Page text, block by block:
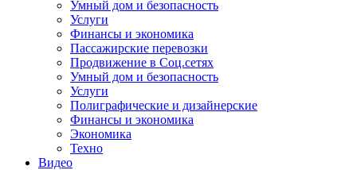
Умный дом и безопасность
Услуги
Финансы и экономика
Пассажирские перевозки
Продвижение в Соц.сетях
Умный дом и безопасность
Услуги
Полиграфические и дизайнерские
Финансы и экономика
Экономика
Техно
Видео